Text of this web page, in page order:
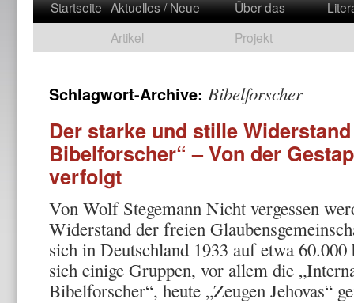
Startseite Aktuelles / Neue
Artikel
Über das
Projekt
Schlagwort-Archive: Bibelforscher
Der starke und stille
Bibelforscher“ – Von der
verfolgt
Von Wolf Stegemann Nicht vergessen
Widerstand der freien
sich in Deutschland 1933 auf etwa
sich einige Gruppen, vor allem die
Bibelforscher“, heute „Zeugen Jehovas“